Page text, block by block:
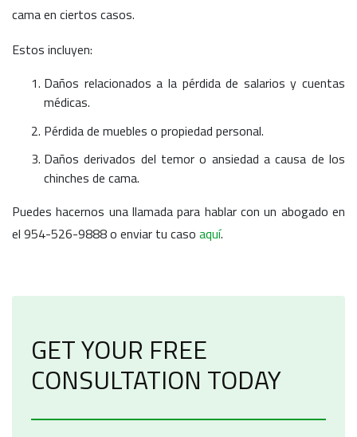
cama en ciertos casos.
Estos incluyen:
Daños relacionados a la pérdida de salarios y cuentas
médicas.
Pérdida de muebles o propiedad personal.
Daños derivados del temor o ansiedad a causa de los
chinches de cama.
Puedes hacernos una llamada para hablar con un abogado en
el 954-526-9888 o enviar tu caso aquí.
GET YOUR FREE
CONSULTATION TODAY